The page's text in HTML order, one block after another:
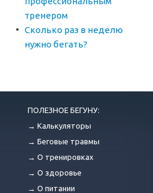
тренером
Сколько раз в неделю
нужно бегать?
ПОЛЕЗНОЕ БЕГУНУ:
→ Калькуляторы
→ Беговые травмы
→ О тренировках
→ О здоровье
→ О питании